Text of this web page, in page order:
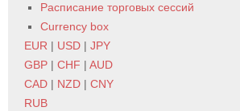
Расписание торговых сессий
Currency box
EUR | USD | JPY
GBP | CHF | AUD
CAD | NZD | CNY
RUB